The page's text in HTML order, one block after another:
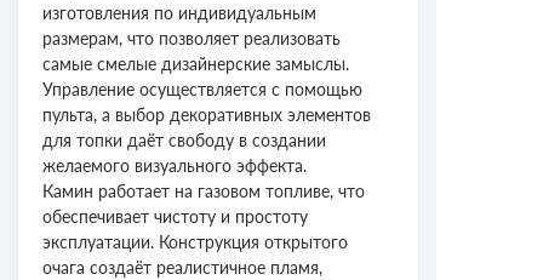
изготовления по индивидуальным
размерам, что позволяет реализовать
самые смелые дизайнерские замыслы.
Управление осуществляется с помощью
пульта, а выбор декоративных элементов
для топки даёт свободу в создании
желаемого визуального эффекта.
Камин работает на газовом топливе, что
обеспечивает чистоту и простоту
эксплуатации. Конструкция открытого
очага создаёт реалистичное пламя,